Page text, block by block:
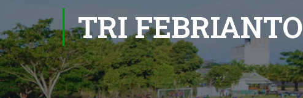
TRI FEBRIANTO